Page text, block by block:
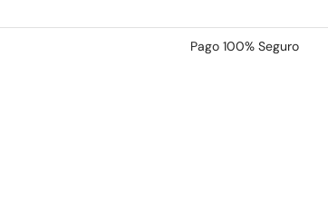
Pago 100% Seguro